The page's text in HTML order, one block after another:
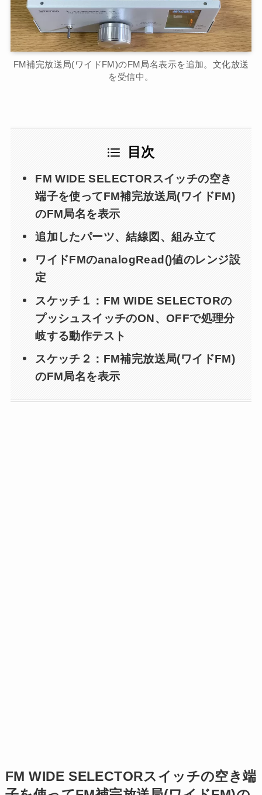
FM補完放送局(ワイドFM)のFM局名表示を追加。文化放送
を受信中。
目次
FM WIDE SELECTORスイッチの空き
端子を使ってFM補完放送局(ワイドFM)
のFM局名を表示
追加したパーツ、結線図、組み立て
ワイドFMのanalogRead()値のレンジ設
定
スケッチ１：FM WIDE SELECTORの
プッシュスイッチのON、OFFで処理分
岐する動作テスト
スケッチ２：FM補完放送局(ワイドFM)
のFM局名を表示
FM WIDE SELECTORスイッチの空き端